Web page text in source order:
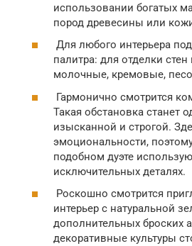
использовании богатых
пород древесины или
Для любого интерьера
палитра: для отделки
молочные, кремовые,
Гармонично смотрится
Такая обстановка станет
изысканной и строгой.
эмоциональности,
подобном дуэте
исключительных деталях.
Роскошно смотрится
интерьер с натуральной
дополнительных броских
декоративные культуры